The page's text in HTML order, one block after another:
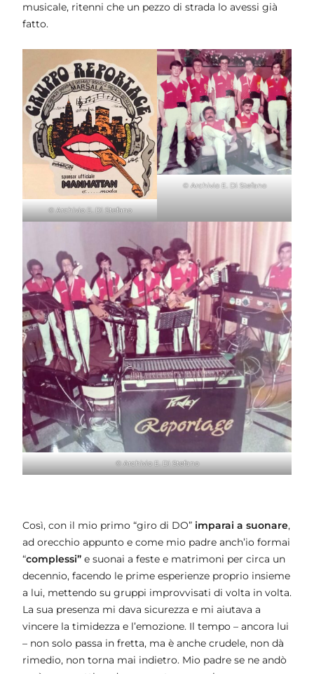
musicale, ritenni che un pezzo di strada lo avessi già
fatto.
© Archivio E. Di Stefano
© Archivio E. Di Stefano
© Archivio E. Di Stefano
Così, con il mio primo “giro di DO” imparai a suonare,
ad orecchio appunto e come mio padre anch’io formai
“complessi” e suonai a feste e matrimoni per circa un
decennio, facendo le prime esperienze proprio insieme
a lui, mettendo su gruppi improvvisati di volta in volta.
La sua presenza mi dava sicurezza e mi aiutava a
vincere la timidezza e l’emozione. Il tempo – ancora lui
– non solo passa in fretta, ma è anche crudele, non dà
rimedio, non torna mai indietro. Mio padre se ne andò